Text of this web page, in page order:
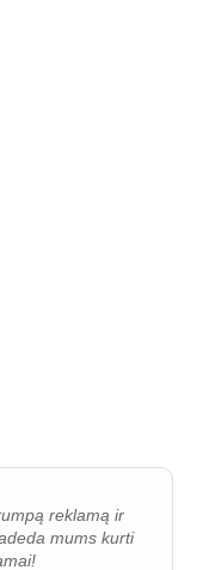
reklamą ir
mums kurti